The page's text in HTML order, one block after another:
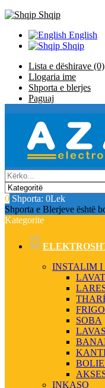
Shqip
English
Shqip
Lista e dëshirave (0)
Llogaria ime
Shporta e blerjes
Paguaj
0 Shporta: 0Lek
Shporta e Blerjeve është
Kategorite
INSTALIM I
SOBA
INKASO